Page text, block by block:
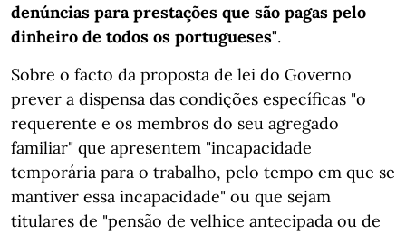
denúncias para prestações que são pagas pelo
dinheiro de todos os portugueses".
Sobre o facto da proposta de lei do Governo
prever a dispensa das condições específicas "o
requerente e os membros do seu agregado
familiar" que apresentem "incapacidade
temporária para o trabalho, pelo tempo em que se
mantiver essa incapacidade" ou que sejam
titulares de "pensão de velhice antecipada ou de